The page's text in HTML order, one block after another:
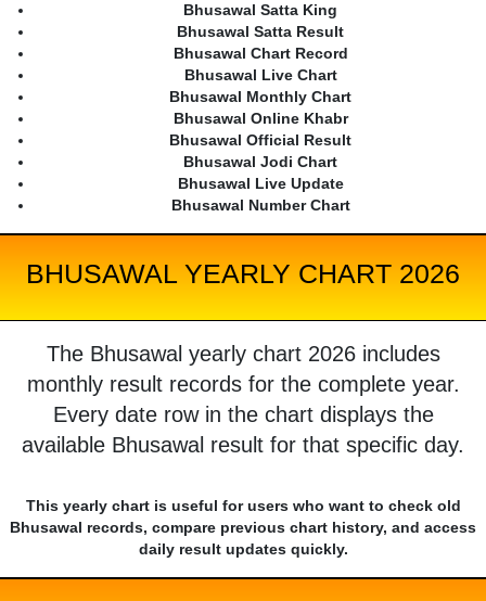
Bhusawal Satta King
Bhusawal Satta Result
Bhusawal Chart Record
Bhusawal Live Chart
Bhusawal Monthly Chart
Bhusawal Online Khabr
Bhusawal Official Result
Bhusawal Jodi Chart
Bhusawal Live Update
Bhusawal Number Chart
BHUSAWAL YEARLY CHART 2026
The Bhusawal yearly chart 2026 includes
monthly result records for the complete year.
Every date row in the chart displays the
available Bhusawal result for that specific day.
This yearly chart is useful for users who want to check old
Bhusawal records, compare previous chart history, and access
daily result updates quickly.